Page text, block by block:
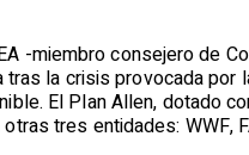
-miembro consejero de
la crisis provocada por
El Plan Allen, dotado
tres entidades: WWF,